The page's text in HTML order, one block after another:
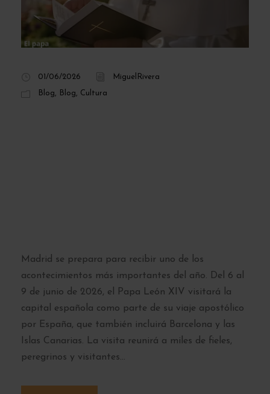
01/06/2026 MiguelRivera
Blog, Blog, Cultura
Madrid se prepara para recibir uno de los
acontecimientos más importantes del año. Del 6 al
9 de junio de 2026, el Papa León XIV visitará la
capital española como parte de su viaje apostólico
por España, que también incluirá Barcelona y las
Islas Canarias. La visita reunirá a miles de fieles,
peregrinos y visitantes...